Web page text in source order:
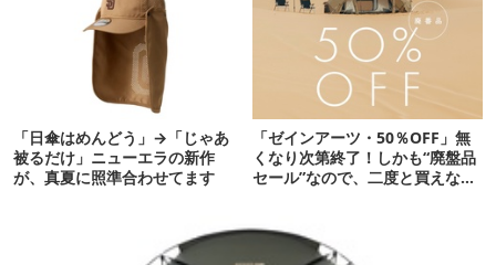
「日傘はめんどう」→「じゃあ
被るだけ」ニューエラの新作
が、真夏に照準合わせてます
「ゼインアーツ・50％OFF」無
くなり次第終了！しかも“廃盤品
セール”なので、二度と買えない